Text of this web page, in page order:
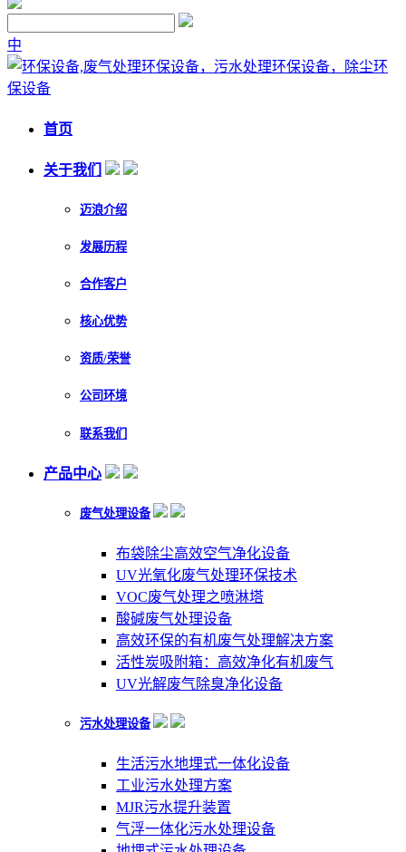
中
首页
关于我们
迈浪介绍
发展历程
合作客户
核心优势
资质/荣誉
公司环境
联系我们
产品中心
废气处理设备
布袋除尘高效空气净化设备
UV光氧化废气处理环保技术
VOC废气处理之喷淋塔
酸碱废气处理设备
高效环保的有机废气处理解决方案
活性炭吸附箱：高效净化有机废气
UV光解废气除臭净化设备
污水处理设备
生活污水地埋式一体化设备
工业污水处理方案
MJR污水提升装置
气浮一体化污水处理设备